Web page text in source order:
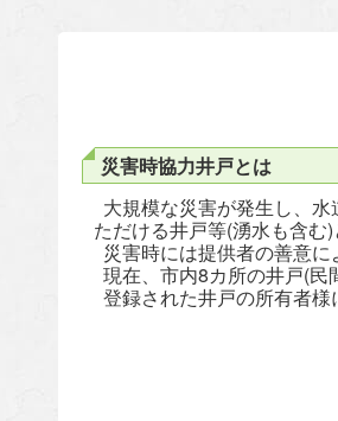
災害時協力井戸とは
大規模な災害が発生し、
ただける井戸等(湧水も含む
災害時には提供者の善意に
現在、市内8カ所の井戸(
登録された井戸の所有者様